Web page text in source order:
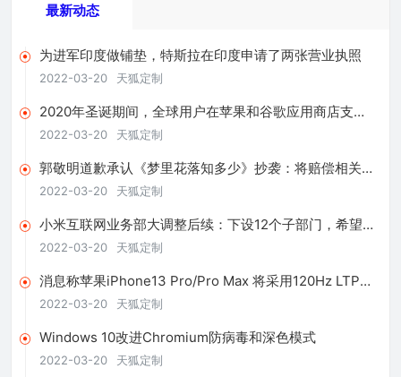
最新动态
为进军印度做铺垫，特斯拉在印度申请了两张营业执照
2022-03-20 天狐定制
2020年圣诞期间，全球用户在苹果和谷歌应用商店支出
超4亿美元
2022-03-20 天狐定制
郭敬明道歉承认《梦里花落知多少》抄袭：将赔偿相关版
税收益
2022-03-20 天狐定制
小米互联网业务部大调整后续：下设12个子部门，希望提
升商业化效率
2022-03-20 天狐定制
消息称苹果iPhone13 Pro/Pro Max 将采用120Hz LTPO
屏幕
2022-03-20 天狐定制
Windows 10改进Chromium防病毒和深色模式
2022-03-20 天狐定制